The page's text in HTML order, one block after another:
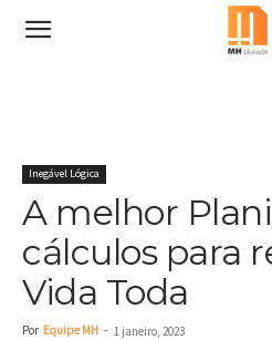
Inegável Lógica
A melhor
cálculos para
Vida Toda
Por Equipe MH - 1 janeiro, 2023